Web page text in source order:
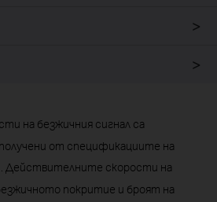
на безжичния сигнал са
от спецификациите на
Действителните скорости на
покритие и броят на